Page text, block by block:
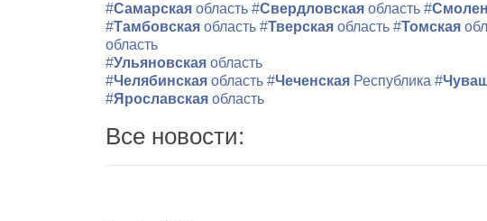
#Самарская область #Свердловская область #
#Тамбовская область #Тверская область #Томская
область
#Ульяновская область
#Челябинская область #Чеченская Республика #
#Ярославская область
Все новости: